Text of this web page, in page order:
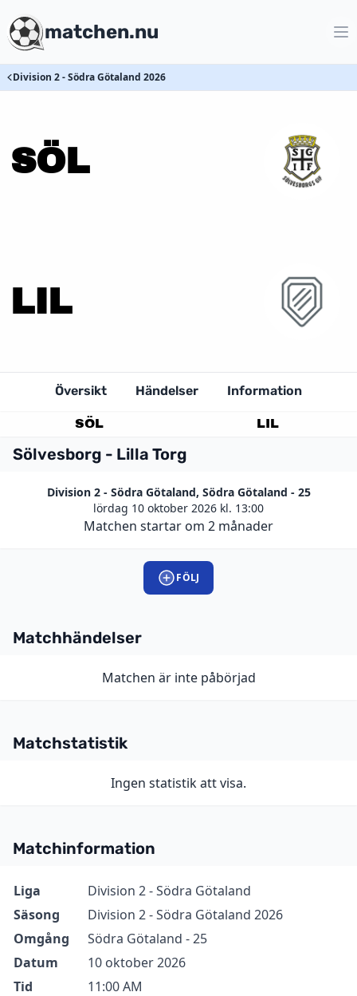
matchen.nu
Division 2 - Södra Götaland 2026
SÖL
LIL
Översikt Händelser Information
SÖL LIL
Sölvesborg - Lilla Torg
Division 2 - Södra Götaland, Södra Götaland - 25
lördag 10 oktober 2026 kl. 13:00
Matchen startar om 2 månader
FÖLJ
Matchhändelser
Matchen är inte påbörjad
Matchstatistik
Ingen statistik att visa.
Matchinformation
InformationVärde
Liga
Division 2 - Södra Götaland
Säsong
Division 2 - Södra Götaland 2026
Omgång
Södra Götaland - 25
Datum
10 oktober 2026
Tid
11:00 AM